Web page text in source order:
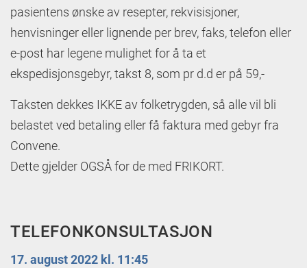
pasientens ønske av resepter, rekvisisjoner,
henvisninger eller lignende per brev, faks, telefon eller
e-post har legene mulighet for å ta et
ekspedisjonsgebyr, takst 8, som pr d.d er på 59,-
Taksten dekkes IKKE av folketrygden, så alle vil bli
belastet ved betaling eller få faktura med gebyr fra
Convene.
Dette gjelder OGSÅ for de med FRIKORT.
TELEFONKONSULTASJON
17. august 2022 kl. 11:45